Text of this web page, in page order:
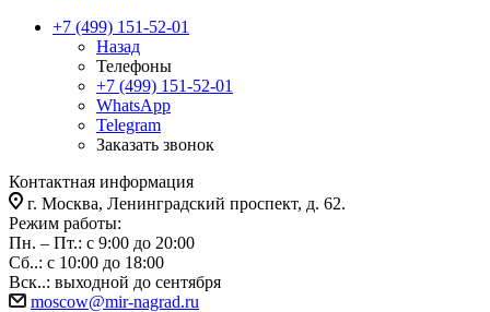
+7 (499) 151-52-01
Назад
Телефоны
+7 (499) 151-52-01
WhatsApp
Telegram
Заказать звонок
Контактная информация
г. Москва, Ленинградский проспект, д. 62.
Режим работы:
Пн. – Пт.: с 9:00 до 20:00
Сб..: с 10:00 до 18:00
Вск..: выходной до сентября
moscow@mir-nagrad.ru